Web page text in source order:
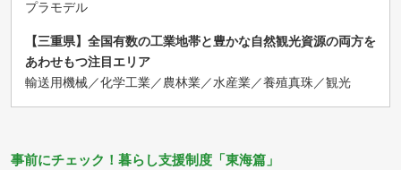
プラモデル
【三重県】全国有数の工業地帯と豊かな自然観光資源の両方を
あわせもつ注目エリア
輸送用機械／化学工業／農林業／水産業／養殖真珠／観光
事前にチェック！暮らし支援制度「東海篇」